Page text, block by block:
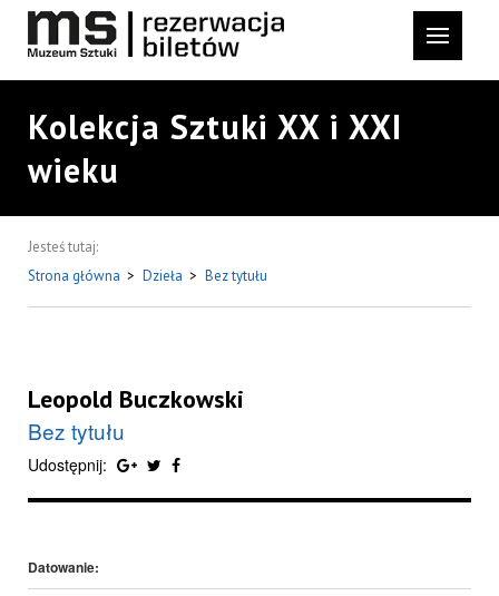
Kolekcja Sztuki XX i XXI
wieku
Jesteś tutaj:
Strona główna > Dzieła > Bez tytułu
Leopold Buczkowski
Bez tytułu
Udostępnij:
Datowanie: